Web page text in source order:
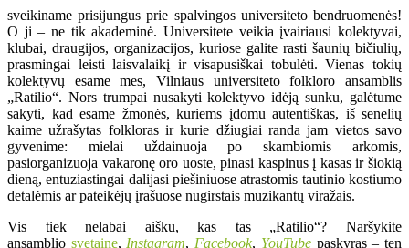
sveikiname prisijungus prie spalvingos universiteto bendruomenės!
O ji – ne tik akademinė. Universitete veikia įvairiausi kolektyvai,
klubai, draugijos, organizacijos, kuriose galite rasti šaunių bičiulių,
prasmingai leisti laisvalaikį ir visapusiškai tobulėti. Vienas tokių
kolektyvų esame mes, Vilniaus universiteto folkloro ansamblis
„Ratilio“. Nors trumpai nusakyti kolektyvo idėją sunku, galėtume
sakyti, kad esame žmonės, kuriems įdomu autentiškas, iš senelių
kaime užrašytas folkloras ir kurie džiugiai randa jam vietos savo
gyvenime: mielai uždainuoja po skambiomis arkomis,
pasiorganizuoja vakaronę oro uoste, pinasi kaspinus į kasas ir šiokią
dieną, entuziastingai dalijasi piešiniuose atrastomis tautinio kostiumo
detalėmis ar pateikėjų įrašuose nugirstais muzikantų viražais.
Vis tiek nelabai aišku, kas tas „Ratilio“? Naršykite
ansamblio svetainę, Instagram, Facebook, YouTubepaskyras – ten